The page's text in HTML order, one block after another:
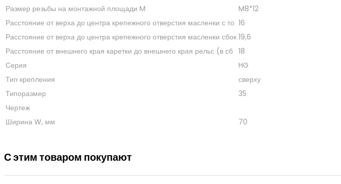
Размер резьбы на монтажной площади M
M8*12
Расстояние от верха до центра крепежного отверстия масленки с то 16
Расстояние от верха до центра крепежного отверстия масленки сбок 19,6
Расстояние от внешнего края каретки до внешнего края рельс (в сб 18
Серия
HG
Тип крепления
сверху
Типоразмер
35
Чертеж
Ширина W, мм
70
С этим товаром покупают